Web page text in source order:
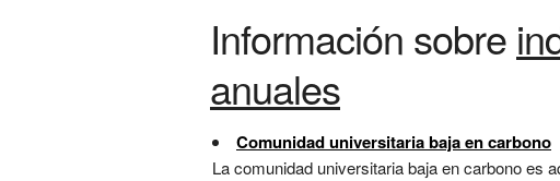
Información sobre
anuales
Comunidad universitaria baja en carbono
La comunidad universitaria baja en carbono es